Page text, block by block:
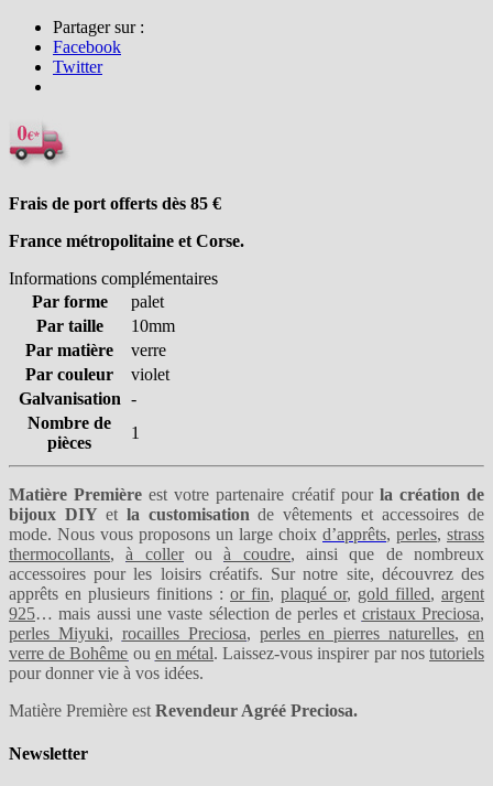
Partager sur :
Facebook
Twitter
Frais de port offerts dès 85 €
France métropolitaine et Corse.
Informations complémentaires
Par forme
palet
Par taille
10mm
Par matière
verre
Par couleur
violet
Galvanisation -
Nombre de
pièces
1
Matière Première est votre partenaire créatif pourla création de
bijoux DIY etla customisation de vêtements et accessoires de
mode. Nous vous proposons un large choix d’apprêts, perles, strass
thermocollants,à collerouà coudre, ainsi que de nombreux
accessoires pour les loisirs créatifs. Sur notre site, découvrez des
apprêts en plusieurs finitions : or fin, plaqué or, gold filled, argent
925… mais aussi une vaste sélection de perles et cristaux Preciosa,
perles Miyuki, rocailles Preciosa, perles en pierres naturelles, en
verre de Bohême ou en métal. Laissez-vous inspirer par nostutoriels
pour donner vie à vos idées.
Matière Première est Revendeur Agréé Preciosa.
Newsletter